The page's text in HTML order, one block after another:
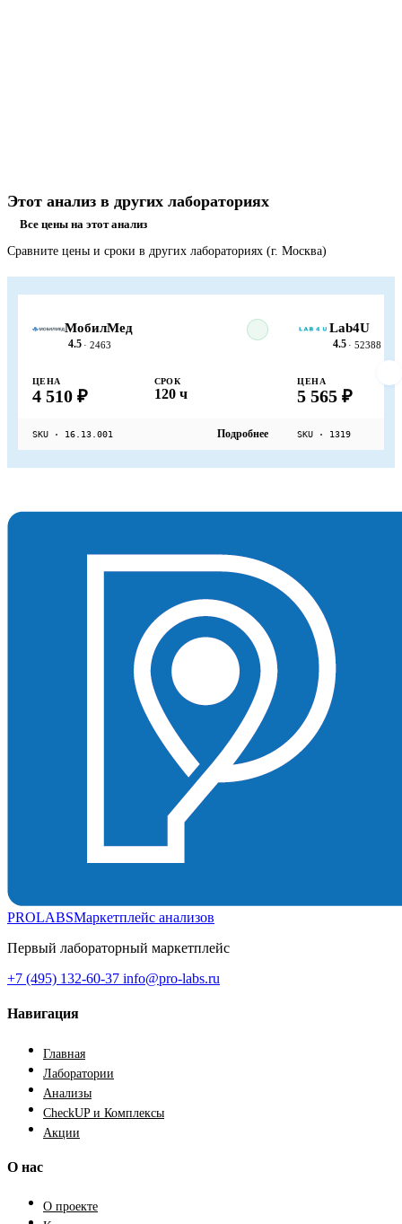
Этот анализ в других лабораториях
Все цены на этот анализ
Сравните цены и сроки в других лабораториях (г. Москва)
МобилМед
4.5 · 2463
ЦЕНА
4 510 ₽
СРОК
120 ч
SKU · 16.13.001 Подробнее
Lab4U
4.5 · 52388
ЦЕНА
5 565 ₽
SKU · 1319
PROLABSМаркетплейс анализов
Первый лабораторный маркетплейс
+7 (495) 132-60-37 info@pro-labs.ru
Навигация
Главная
Лаборатории
Анализы
CheckUP и Комплексы
Акции
О нас
О проекте